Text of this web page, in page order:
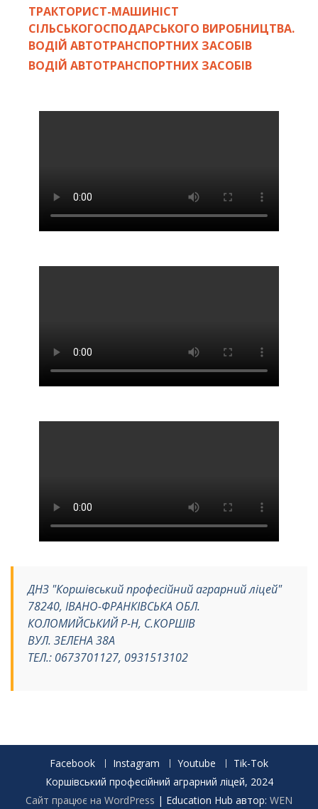
ТРАКТОРИСТ-МАШИНІСТ
СІЛЬСЬКОГОСПОДАРСЬКОГО ВИРОБНИЦТВА.
ВОДІЙ АВТОТРАНСПОРТНИХ ЗАСОБІВ
ВОДІЙ АВТОТРАНСПОРТНИХ ЗАСОБІВ
ДНЗ "Коршівський професійний аграрний ліцей"
78240, ІВАНО-ФРАНКІВСЬКА ОБЛ.
КОЛОМИЙСЬКИЙ Р-Н, С.КОРШІВ
ВУЛ. ЗЕЛЕНА 38А
ТЕЛ.: 0673701127, 0931513102
Facebook Instagram Youtube
Tik-Tok
Коршівський професійний аграрний ліцей, 2024
Сайт працює на WordPress | Education Hub автор: WEN